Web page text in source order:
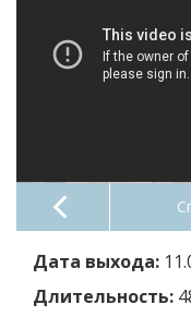
Дата выхода:
Длительность: